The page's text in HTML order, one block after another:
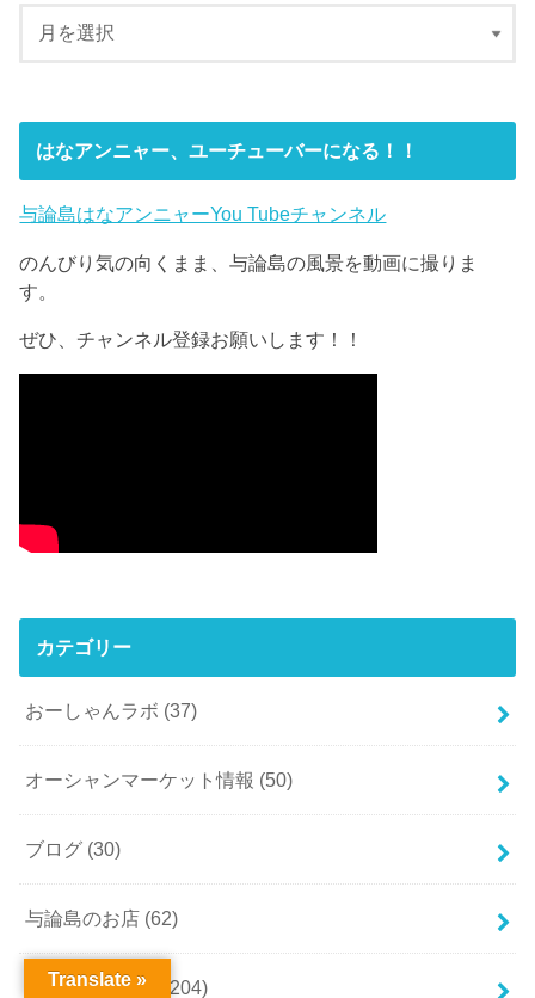
はなアンニャー、ユーチューバーになる！！
与論島はなアンニャーYou Tubeチャンネル
のんびり気の向くまま、与論島の風景を動画に撮りま
す。
ぜひ、チャンネル登録お願いします！！
カテゴリー
おーしゃんラボ (37)
オーシャンマーケット情報 (50)
ブログ (30)
与論島のお店 (62)
与論島の暮らし (204)
Translate »